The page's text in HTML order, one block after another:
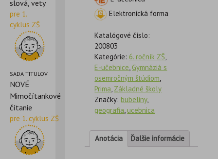
slová, vety
pre 1.
cyklus ZŠ
SADA TITULOV
NOVÉ
Mimočítankové
čítanie
pre 1. cyklus ZŠ
Elektronická forma
Katalógové číslo:
200803
Kategórie:6. ročník ZŠ,
E-učebnice,Gymnáziá s
osemročným štúdiom,
Prima, Základné školy
Značky:bubeliny,
geografia,ucebnica
Anotácia Ďalšie informácie